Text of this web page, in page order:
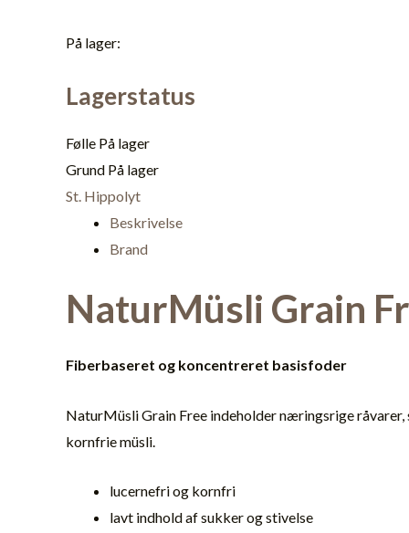
På lager:
Lagerstatus
Følle På lager
Grund På lager
St. Hippolyt
Beskrivelse
Brand
NaturMüsli Grain
Fiberbaseret og koncentreret basisfoder
NaturMüsli Grain Free indeholder næringsrige
kornfrie müsli.
lucernefri og kornfri
lavt indhold af sukker og stivelse